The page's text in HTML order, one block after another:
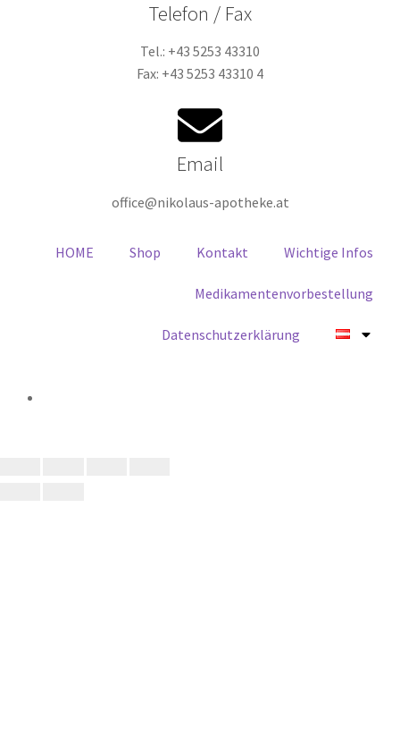
Telefon / Fax
Tel.: +43 5253 43310
Fax: +43 5253 43310 4
Email
office@nikolaus-apotheke.at
HOME Shop Kontakt Wichtige Infos
Medikamentenvorbestellung
Datenschutzerklärung